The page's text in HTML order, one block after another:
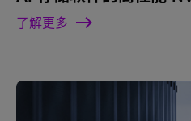
了解更多